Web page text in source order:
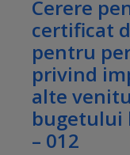
Cerere
certificat
pentru
privind
alte
bugetului
– 012